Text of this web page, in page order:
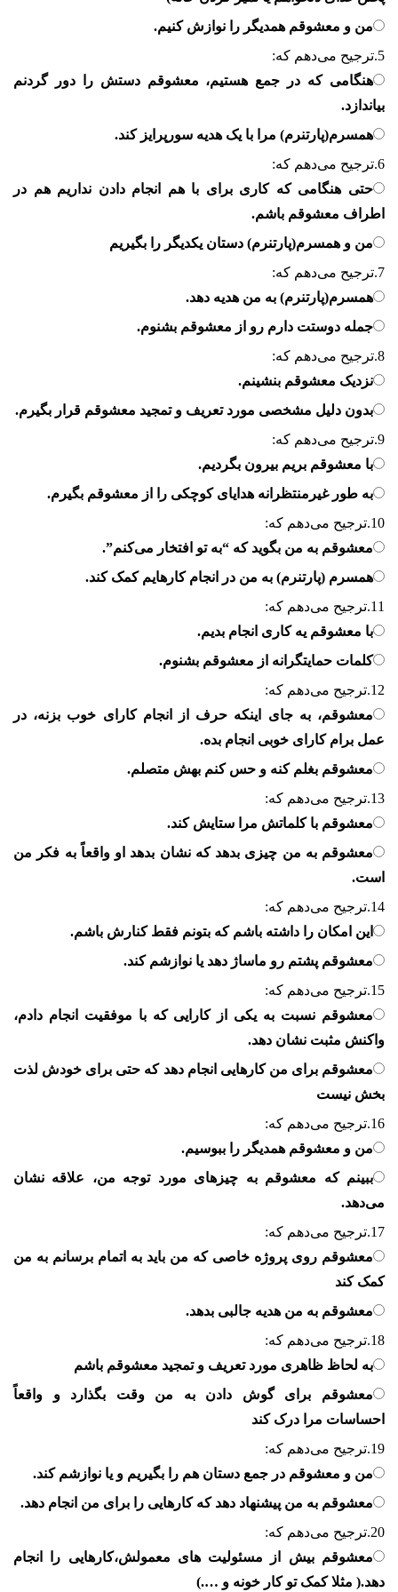
من و معشوقم همدیگر را نوازش کنیم.
5. ترجیح می‌دهم که:
هنگامی که در جمع هستیم، معشوقم دستش را دور گردنم
بیاندازد.
همسرم(پارتنرم) مرا با یک هدیه سورپرایز کند.
6. ترجیح می‌دهم که:
حتی هنگامی که کاری برای با هم انجام دادن نداریم هم در
اطراف معشوقم باشم.
من و همسرم(پارتنرم) دستان یکدیگر را بگیریم
7. ترجیح می‌دهم که:
همسرم(پارتنرم) به من هدیه دهد.
جمله دوستت دارم رو از معشوقم بشنوم.
8. ترجیح می‌دهم که:
نزدیک معشوقم بنشینم.
بدون دلیل مشخصی مورد تعریف و تمجید معشوقم قرار بگیرم.
9. ترجیح می‌دهم که:
با معشوقم بریم بیرون بگردیم.
به طور غیرمنتظرانه هدایای کوچکی را از معشوقم بگیرم.
10. ترجیح می‌دهم که:
معشوقم به من بگوید که “به تو افتخار می‌کنم”.
همسرم (پارتنرم) به من در انجام کارهایم کمک کند.
11. ترجیح می‌دهم که:
با معشوقم یه کاری انجام بدیم.
کلمات حمایتگرانه از معشوقم بشنوم.
12. ترجیح می‌دهم که:
معشوقم، به جای اینکه حرف از انجام کارای خوب بزنه، در
عمل برام کارای خوبی انجام بده.
معشوقم بغلم کنه و حس کنم بهش متصلم.
13. ترجیح می‌دهم که:
معشوقم با کلماتش مرا ستایش کند.
معشوقم به من چیزی بدهد که نشان بدهد او واقعاً به فکر من
است.
14. ترجیح می‌دهم که:
این امکان را داشته باشم که بتونم فقط کنارش باشم.
معشوقم پشتم رو ماساژ دهد یا نوازشم کند.
15. ترجیح می‌دهم که:
معشوقم نسبت به یکی از کارایی که با موفقیت انجام دادم،
واکنش مثبت نشان دهد.
معشوقم برای من کارهایی انجام دهد که حتی برای خودش لذت
بخش نیست
16. ترجیح می‌دهم که:
من و معشوقم همدیگر را ببوسیم.
ببینم که معشوقم به چیزهای مورد توجه من، علاقه نشان
می‌دهد.
17. ترجیح می‌دهم که:
معشوقم روی پروژه خاصی که من باید به اتمام برسانم به من
کمک کند
معشوقم به من هدیه جالبی بدهد.
18. ترجیح می‌دهم که:
به لحاظ ظاهری مورد تعریف و تمجید معشوقم باشم
معشوقم برای گوش دادن به من وقت بگذارد و واقعاً
احساسات مرا درک کند
19. ترجیح می‌دهم که:
من و معشوقم در جمع دستان هم را بگیریم و یا نوازشم کند.
معشوقم به من پیشنهاد دهد که کارهایی را برای من انجام دهد.
20. ترجیح می‌دهم که:
معشوقم بیش از مسئولیت های معمولش،کارهایی را انجام
دهد.( مثلا کمک تو کار خونه و ….)